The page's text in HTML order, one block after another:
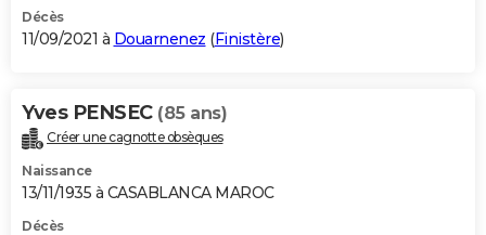
Décès
11/09/2021 à Douarnenez (Finistère)
Yves PENSEC (85 ans)
Créer une cagnotte obsèques
Naissance
13/11/1935 à CASABLANCA MAROC
Décès